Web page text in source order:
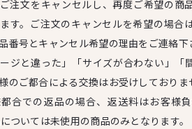
注文をキャンセルし、再度ご希望の商
す。ご注文のキャンセルを希望の場合
番号とキャンセル希望の理由をご連絡下
ジと違った」「サイズが合わない」「
のご都合による交換はお受けしておりま
都合での返品の場合、返送料はお客様
ついては未使用の商品のみとなります。